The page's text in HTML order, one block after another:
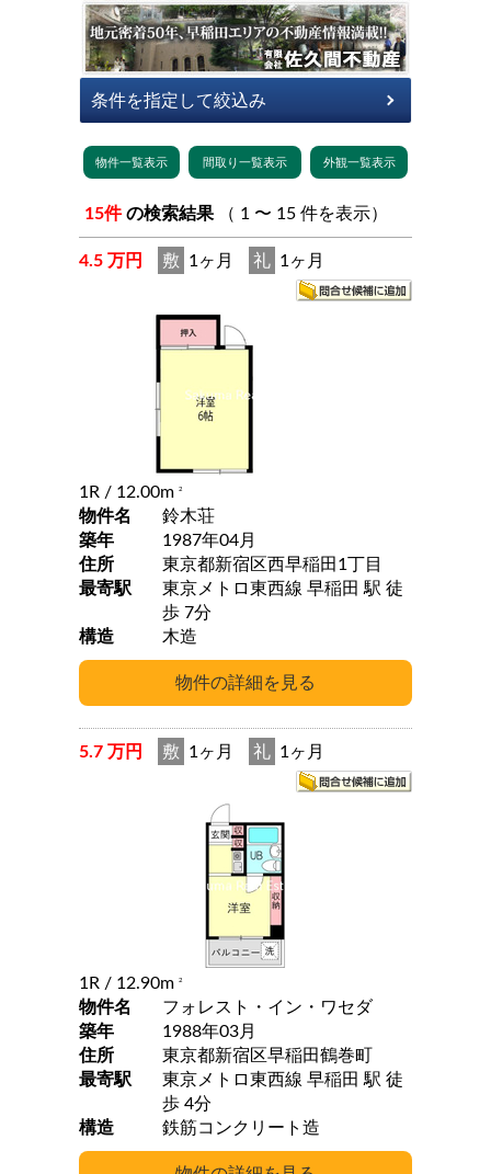
15件 の検索結果 （ 1 〜 15 件を表示）
4.5 万円 敷 1ヶ月 礼 1ヶ月
1R / 12.00m 2
物件名
鈴木荘
築年
1987年04月
住所
東京都新宿区西早稲田1丁目
最寄駅
東京メトロ東西線 早稲田 駅 徒
歩 7分
構造
木造
5.7 万円 敷 1ヶ月 礼 1ヶ月
1R / 12.90m 2
物件名
フォレスト・イン・ワセダ
築年
1988年03月
住所
東京都新宿区早稲田鶴巻町
最寄駅
東京メトロ東西線 早稲田 駅 徒
歩 4分
構造
鉄筋コンクリート造